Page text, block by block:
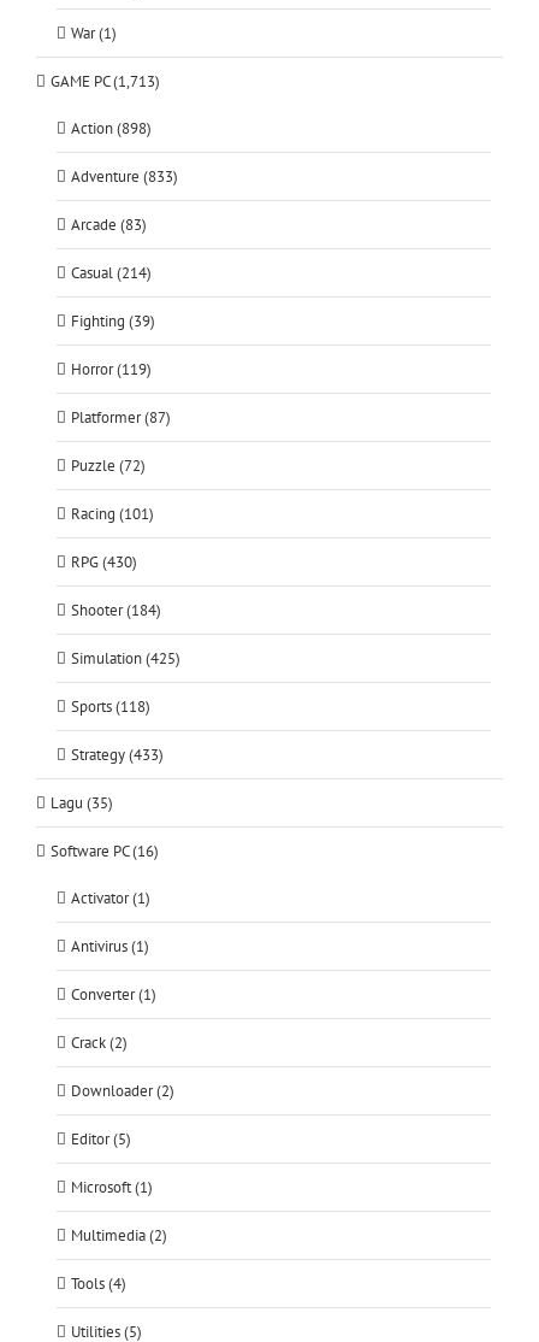
War (1)
GAME PC (1,713)
Action (898)
Adventure (833)
Arcade (83)
Casual (214)
Fighting (39)
Horror (119)
Platformer (87)
Puzzle (72)
Racing (101)
RPG (430)
Shooter (184)
Simulation (425)
Sports (118)
Strategy (433)
Lagu (35)
Software PC (16)
Activator (1)
Antivirus (1)
Converter (1)
Crack (2)
Downloader (2)
Editor (5)
Microsoft (1)
Multimedia (2)
Tools (4)
Utilities (5)